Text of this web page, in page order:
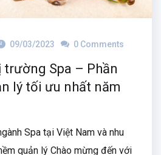
09/03/2023 0 Comments
trường Spa – Phần
lý tối ưu nhất năm
Spa tại Việt Nam và nhu
quản lý Chào mừng đến với